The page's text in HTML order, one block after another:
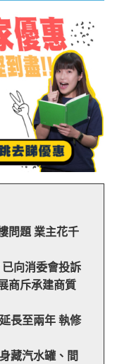
問題 業主花千
向消委會投訴
商斥承建商質
長至兩年 執修
藏汽水罐、間